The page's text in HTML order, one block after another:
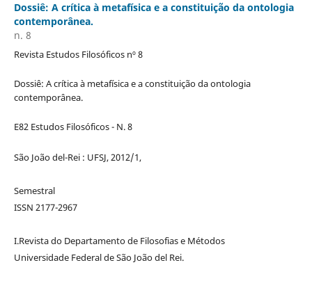
Dossiê: A crítica à metafísica e a constituição da ontologia
contemporânea.
n. 8
Revista Estudos Filosóficos nº 8
Dossiê: A crítica à metafísica e a constituição da ontologia
contemporânea.
E82 Estudos Filosóficos - N. 8
São João del-Rei : UFSJ, 2012/1,
Semestral
ISSN 2177-2967
I.Revista do Departamento de Filosofias e Métodos
Universidade Federal de São João del Rei.